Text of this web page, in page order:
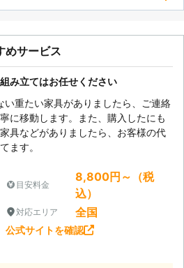
めサービス
み立てはお任せください
い重たい家具がありましたら、ご連絡
に移動します。また、購入したにも
具などがありましたら、お客様の代
ます。
目安料金
8,800円～（税
込）
対応エリア 全国
公式サイトを確認